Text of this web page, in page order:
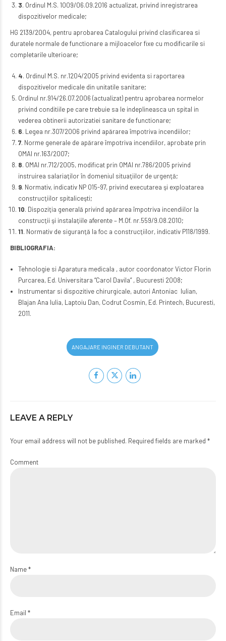
3. Ordinul M.S. 1009/06.09.2016 actualizat, privind inregistrarea
dispozitivelor medicale;
HG 2139/2004, pentru aprobarea Catalogului privind clasificarea si
duratele normale de functionare a mijloacelor fixe cu modificarile si
completarile ulterioare;
4. Ordinul M.S. nr.1204/2005 privind evidenta si raportarea
dispozitivelor medicale din unitatile sanitare;
Ordinul nr.914/26.07.2006 (actualizat) pentru aprobarea normelor
privind conditiile pe care trebuie sa le indeplineasca un spital in
vederea obtinerii autorizatiei sanitare de functionare;
6. Legea nr.307/2006 privind apărarea împotriva incendiilor;
7. Norme generale de apărare împotriva incendiilor, aprobate prin
OMAI nr.163/2007;
8. OMAI nr.712/2005, modificat prin OMAI nr.786/2005 privind
instruirea salariaţilor în domeniul situaţiilor de urgenţă;
9. Normativ, indicativ NP 015-97, privind executarea şi exploatarea
construcţiilor spitaliceşti;
10. Dispoziţia generală privind apărarea împotriva incendiilor la
construcţii şi instalaţiile aferente – M.Of. nr.559/9.08.2010;
11. Normativ de siguranţă la foc a construcţiilor, indicativ P118/1999.
BIBLIOGRAFIA:
Tehnologie si Aparatura medicala , autor coordonator Victor Florin
Purcarea, Ed. Universitara “Carol Davila” , Bucuresti 2008;
Instrumentar si dispozitive chirurgicale, autori Antoniac Iulian,
Blajan Ana Iulia, Laptoiu Dan, Codrut Cosmin, Ed. Printech, Bucuresti,
2011.
ANGAJARE INGINER DEBUTANT
LEAVE A REPLY
Your email address will not be published. Required fields are marked *
Comment
Name *
Email *